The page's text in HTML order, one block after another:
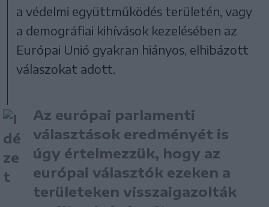
a védelmi együttműködés területén, vagy
a demográfiai kihívások kezelésében az
Európai Unió gyakran hiányos, elhibázott
válaszokat adott.
Az európai parlamenti
választások eredményét is
úgy értelmezzük, hogy az
európai választók ezeken a
területeken visszaigazolták